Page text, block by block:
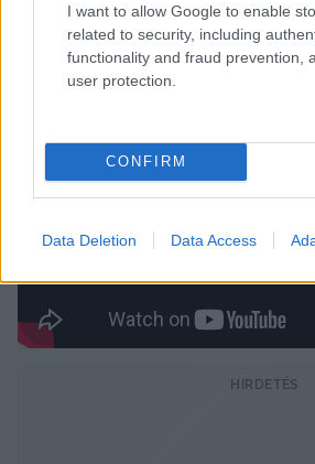
I want to allow Google to enable
related to security, including
functionality and fraud prevention,
user protection.
CONFIRM
Data Deletion Data Access
valószínűnek a rejtőzködő
tömeges jelenlétét.
oldalán:
HIRDETÉS